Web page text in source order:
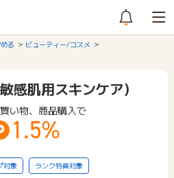
る
ビューティー/コスメ
感肌用スキンケア）
い物、商品購入で
1.5%
対象 ランク特典対象